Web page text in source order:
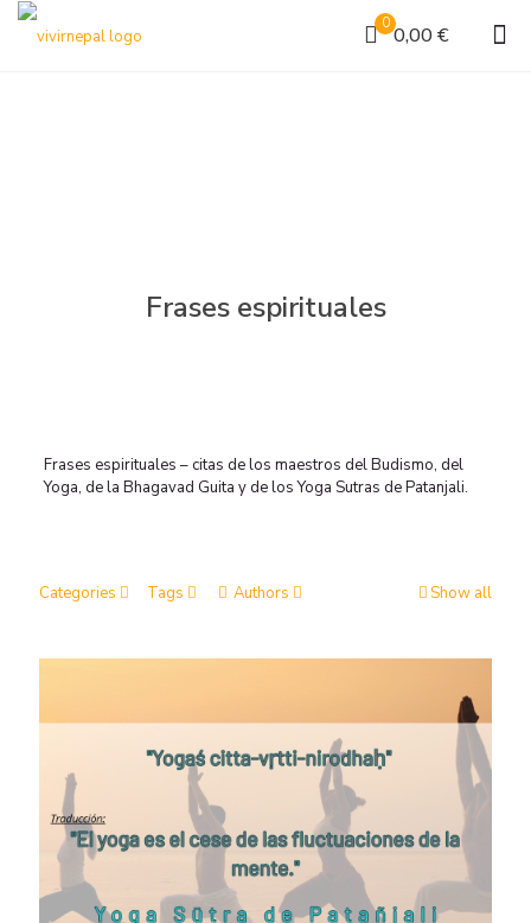
0 0,00 €
Frases espirituales
Frases espirituales – citas de los maestros del Budismo, del
Yoga, de la Bhagavad Guita y de los Yoga Sutras de Patanjali.
Categories Tags Authors Show all